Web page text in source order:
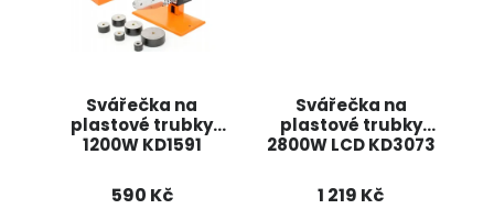
Svářečka na
plastové trubky
1200W KD1591
590 Kč
Svářečka na
plastové trubky
2800W LCD KD3073
1 219 Kč